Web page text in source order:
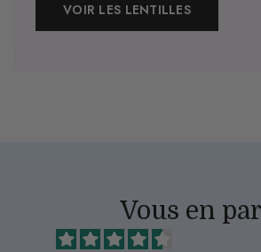
VOIR LES LENTILLES
Vous en